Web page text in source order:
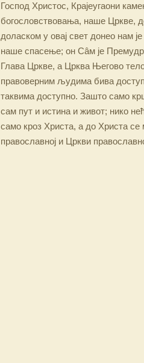
Господ Христос, Крајеугаони
богословствовања, наше Цркве,
доласком у овај свет донео нам
наше спасење; он Сâм је
Глава Цркве, а Црква Његово
правоверним људима бива
таквима доступно. Зашто само
сам пут и истина и живот; нико
само кроз Христа, а до Христа
православној и Цркви